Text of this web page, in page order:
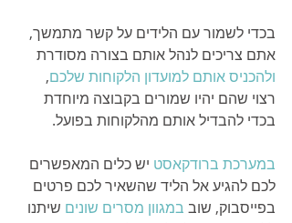
בכדי לשמור עם הלידים על קשר מתמשך,
אתם צריכים לנהל אותם בצורה מסודרת
ולהכניס אותם למועדון הלקוחות שלכם,
רצוי שהם יהיו שמורים בקבוצה מיוחדת
בכדי להבדיל אותם מהלקוחות בפועל.
במערכת ברודקאסט יש כלים המאפשרים
לכם להגיע אל הליד שהשאיר לכם פרטים
בפייסבוק, שוב במגוון מסרים שונים שיתנו